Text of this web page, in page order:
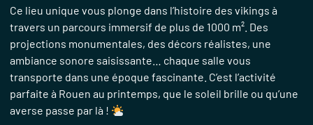
Ce lieu unique vous plonge dans l’histoire des vikings à
travers un parcours immersif de plus de 1000 m². Des
projections monumentales, des décors réalistes, une
ambiance sonore saisissante… chaque salle vous
transporte dans une époque fascinante. C’est l’activité
parfaite à Rouen au printemps, que le soleil brille ou qu’une
averse passe par là !